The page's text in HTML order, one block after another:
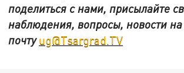
поделиться с нами, присылайте
наблюдения, вопросы, новости
почтуug@Tsargrad.TV